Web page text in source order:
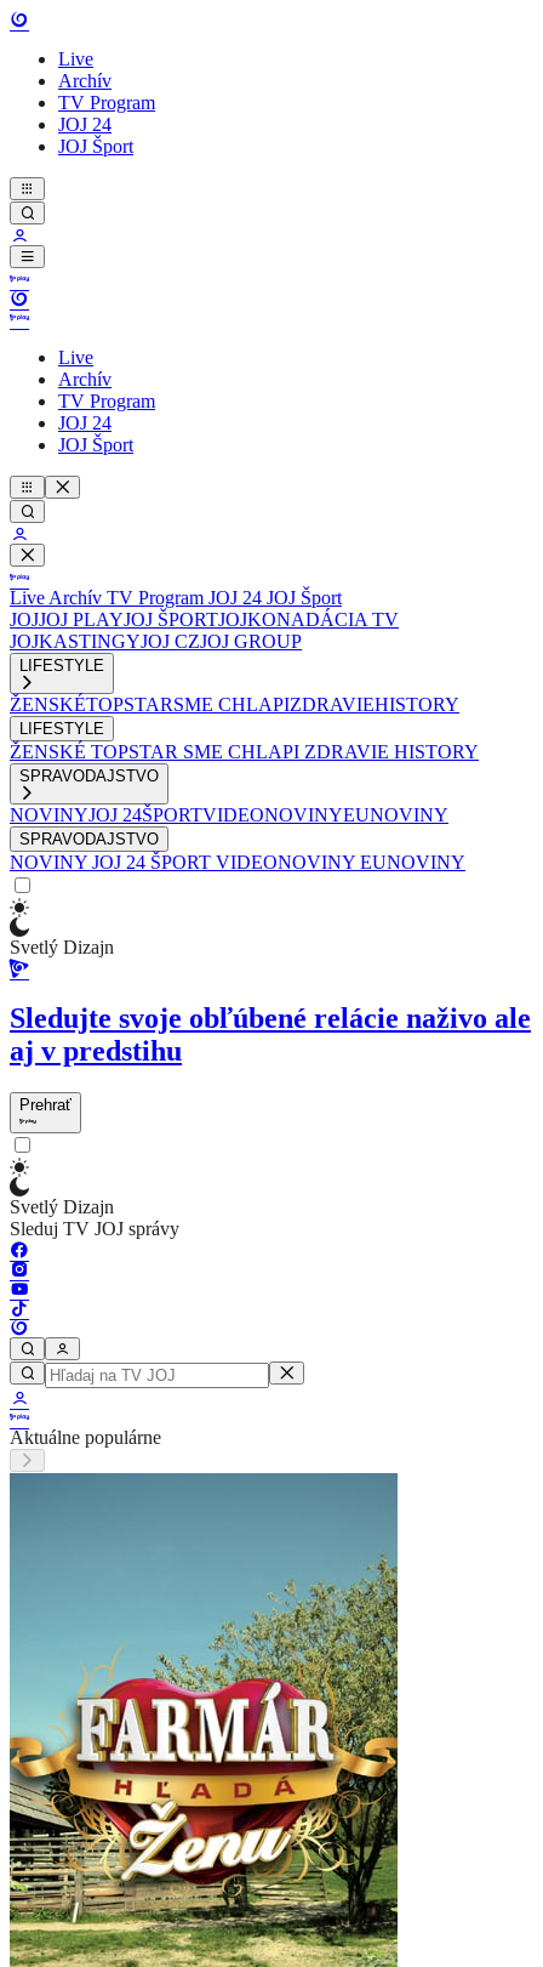
Live
Archív
TV Program
JOJ 24
JOJ Šport
Live
Archív
TV Program
JOJ 24
JOJ Šport
Live Archív TV Program JOJ 24 JOJ Šport
JOJJOJ PLAYJOJ ŠPORTJOJKONADÁCIA TV
JOJKASTINGYJOJ CZJOJ GROUP
LIFESTYLE
ŽENSKÉTOPSTARSME CHLAPIZDRAVIEHISTORY
LIFESTYLE
ŽENSKÉ TOPSTAR SME CHLAPI ZDRAVIE HISTORY
SPRAVODAJSTVO
NOVINYJOJ 24ŠPORTVIDEONOVINYEUNOVINY
SPRAVODAJSTVO
NOVINY JOJ 24 ŠPORT VIDEONOVINY EUNOVINY
Svetlý Dizajn
Sledujte svoje obľúbené relácie naživo ale
aj v predstihu
Prehrať
Svetlý Dizajn
Sleduj TV JOJ správy
Aktuálne populárne